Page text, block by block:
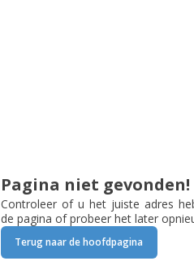
Pagina niet gevonden!
Controleer of u het juiste adres
de pagina of probeer het later